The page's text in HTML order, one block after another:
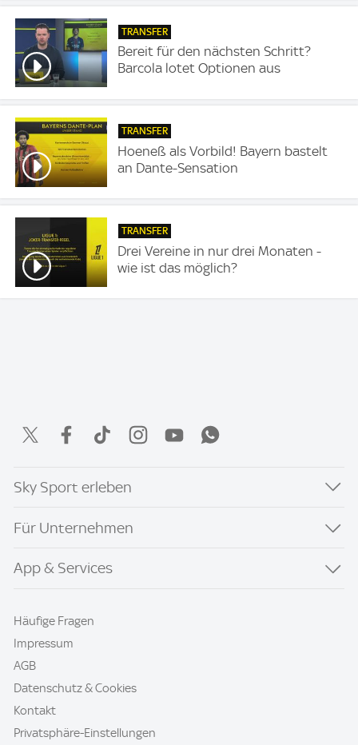
TRANSFER
Bereit für den nächsten Schritt?
Barcola lotet Optionen aus
TRANSFER
Hoeneß als Vorbild! Bayern bastelt
an Dante-Sensation
TRANSFER
Drei Vereine in nur drei Monaten -
wie ist das möglich?
Sky Sport erleben
Für Unternehmen
App & Services
Häufige Fragen
Impressum
AGB
Datenschutz & Cookies
Kontakt
Privatsphäre-Einstellungen